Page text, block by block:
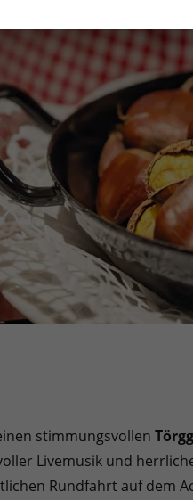
stimmungsvollen
Livemusik und
Rundfahrt auf dem